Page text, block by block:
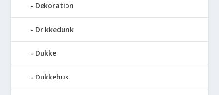
Dekoration
Drikkedunk
Dukke
Dukkehus